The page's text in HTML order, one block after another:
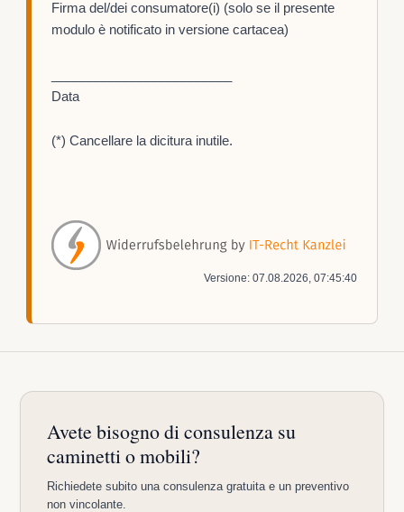
Firma del/dei consumatore(i) (solo se il presente
modulo è notificato in versione cartacea)
Data
(*) Cancellare la dicitura inutile.
Versione: 07.08.2026, 07:45:40
Avete bisogno di consulenza su
caminetti o mobili?
Richiedete subito una consulenza gratuita e un preventivo
non vincolante.